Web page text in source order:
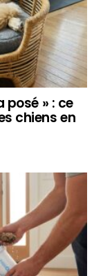
posé » : ce
chiens en